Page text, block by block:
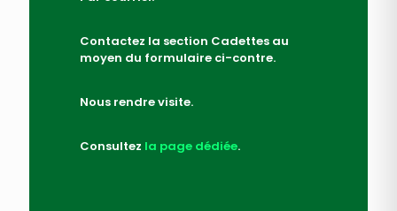
Contactez la section Cadettes au
moyen du formulaire ci-contre.
Nous rendre visite.
Consultez la page dédiée.